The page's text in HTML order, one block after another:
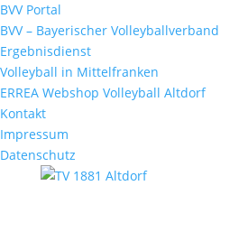
BVV Portal
BVV – Bayerischer Volleyballverband
Ergebnisdienst
Volleyball in Mittelfranken
ERREA Webshop Volleyball Altdorf
Kontakt
Impressum
Datenschutz